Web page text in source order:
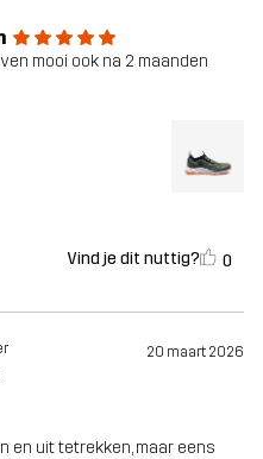
mooi ook na 2 maanden
Vind je dit nuttig? 0
20 maart 2026
en uit tetrekken, maar eens